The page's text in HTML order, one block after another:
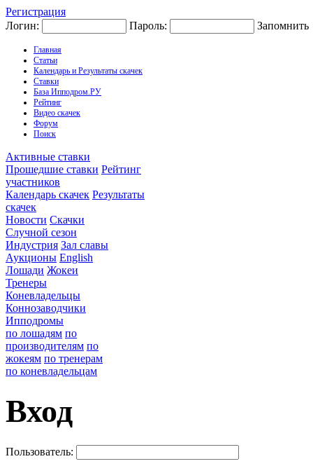
Регистрация
Логин:
Пароль: Запомнить
Главная
Статьи
Календарь и Результаты скачек
Ставки
База Ипподром.РУ
Рейтинг
Видео скачек
Форум
Поиск
Активные ставки
Прошедшие ставки Рейтинг
участников
Календарь скачек Результаты
скачек
Новости Скачки
Случной сезон
Индустрия Зал славы
Аукционы English
Лошади Жокеи
Тренеры
Коневладельцы
Коннозаводчики
Ипподромы
по лошадям по
производителям по
жокеям по тренерам
по коневладельцам
Вход
Пользователь: